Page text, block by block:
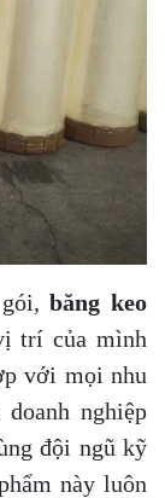
gói,băng keo
trí của mình
với mọi nhu
nghiệp
đội ngũ kỹ
này luôn